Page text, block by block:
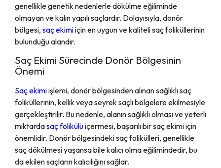
genellikle genetik nedenlerle dökülme eğiliminde
olmayan ve kalın yapılı saçlardır. Dolayısıyla, donör
bölgesi, saç ekimiiçin en uygun ve kaliteli saç foliküllerinin
bulunduğu alandır.
Saç Ekimi Sürecinde Donör Bölgesinin
Önemi
Saç ekimiişlemi, donör bölgesinden alınan sağlıklı saç
foliküllerinin, kellik veya seyrek saçlı bölgelere ekilmesiyle
gerçekleştirilir. Bu nedenle, alanın sağlıklı olması ve yeterli
miktardasaç folikülüiçermesi, başarılı bir saç ekimi için
önemlidir. Donör bölgesindeki saç folikülleri, genellikle
saç dökülmesi yaşansa bile kalıcı olma eğilimindedir, bu
da ekilen saçların kalıcılığını sağlar.